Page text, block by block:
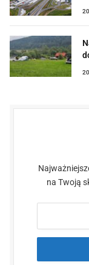
na Twoją